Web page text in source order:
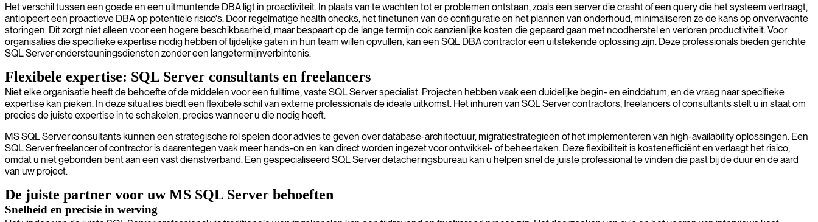
Het verschil tussen een goede en een uitmuntende DBA ligt in proactiviteit. In plaats van te wachten tot er problemen ontstaan, zoals een server die crasht of een query die het systeem vertraagt,
anticipeert een proactieve DBA op potentiële risico's. Door regelmatige health checks, het finetunen van de configuratie en het plannen van onderhoud, minimaliseren ze de kans op onverwachte
storingen. Dit zorgt niet alleen voor een hogere beschikbaarheid, maar bespaart op de lange termijn ook aanzienlijke kosten die gepaard gaan met noodherstel en verloren productiviteit. Voor
organisaties die specifieke expertise nodig hebben of tijdelijke gaten in hun team willen opvullen, kan een SQL DBA contractor een uitstekende oplossing zijn. Deze professionals bieden gerichte
SQL Server ondersteuningsdiensten zonder een langetermijnverbintenis.
Flexibele expertise: SQL Server consultants en freelancers
Niet elke organisatie heeft de behoefte of de middelen voor een fulltime, vaste SQL Server specialist. Projecten hebben vaak een duidelijke begin- en einddatum, en de vraag naar specifieke
expertise kan pieken. In deze situaties biedt een flexibele schil van externe professionals de ideale uitkomst. Het inhuren van SQL Server contractors, freelancers of consultants stelt u in staat om
precies de juiste expertise in te schakelen, precies wanneer u die nodig heeft.
MS SQL Server consultants kunnen een strategische rol spelen door advies te geven over database-architectuur, migratiestrategieën of het implementeren van high-availability oplossingen. Een
SQL Server freelancer of contractor is daarentegen vaak meer hands-on en kan direct worden ingezet voor ontwikkel- of beheertaken. Deze flexibiliteit is kostenefficiënt en verlaagt het risico,
omdat u niet gebonden bent aan een vast dienstverband. Een gespecialiseerd SQL Server detacheringsbureau kan u helpen snel de juiste professional te vinden die past bij de duur en de aard
van uw project.
De juiste partner voor uw MS SQL Server behoeften
Snelheid en precisie in werving